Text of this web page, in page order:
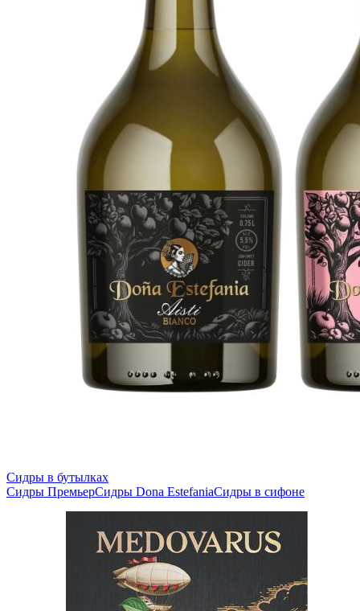
Сидры в бутылках
Сидры ПремьерСидры Dona EstefaniaСидры в сифоне